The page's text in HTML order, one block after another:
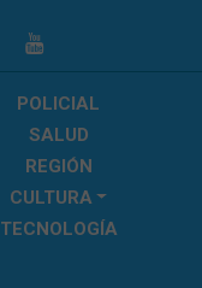
POLICIAL
SALUD
REGIÓN
CULTURA
TECNOLOGÍA